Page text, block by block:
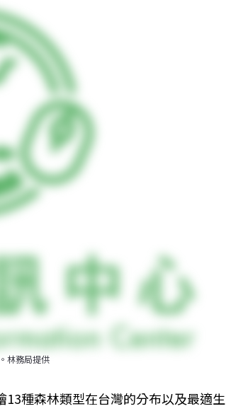
林務局提供
種森林類型在台灣的分布以及最適生